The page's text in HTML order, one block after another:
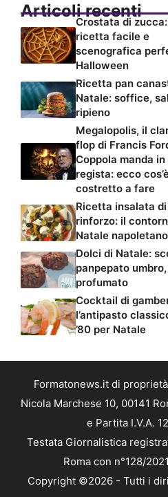
Articoli recenti
Crostata di
ricetta facile e
scenografica
Halloween
Ricetta pan
Natale: soffice,
ripieno
Megalopolis, il
flop di Francis
Coppola manda
regista: ecco
costretto a fare
Ricetta insalata di
rinforzo: il
Natale napoletano
Dolci di Natale:
panpepato
profumato
Cocktail di
l’antipasto
’80 per Natale
Formatonews.it di
Nicola Marchese 10, 00141
e Partita I.V.A.
Testata Giornalistica
Roma con n°128/
Copyright ©2026 - Tutti i